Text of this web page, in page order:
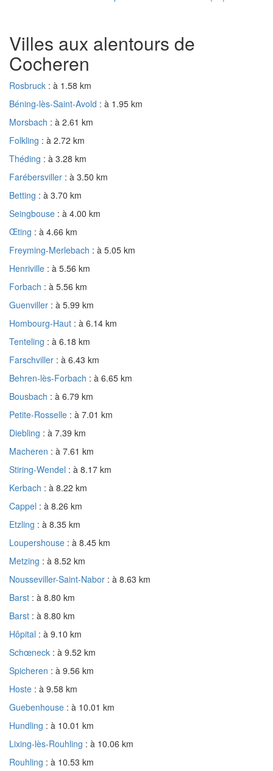
Villes aux alentours de
Cocheren
Rosbruck : à 1.58 km
Béning-lès-Saint-Avold : à 1.95 km
Morsbach : à 2.61 km
Folkling : à 2.72 km
Théding : à 3.28 km
Farébersviller : à 3.50 km
Betting : à 3.70 km
Seingbouse : à 4.00 km
Œting : à 4.66 km
Freyming-Merlebach : à 5.05 km
Henriville : à 5.56 km
Forbach : à 5.56 km
Guenviller : à 5.99 km
Hombourg-Haut : à 6.14 km
Tenteling : à 6.18 km
Farschviller : à 6.43 km
Behren-lès-Forbach : à 6.65 km
Bousbach : à 6.79 km
Petite-Rosselle : à 7.01 km
Diebling : à 7.39 km
Macheren : à 7.61 km
Stiring-Wendel : à 8.17 km
Kerbach : à 8.22 km
Cappel : à 8.26 km
Etzling : à 8.35 km
Loupershouse : à 8.45 km
Metzing : à 8.52 km
Nousseviller-Saint-Nabor : à 8.63 km
Barst : à 8.80 km
Barst : à 8.80 km
Hôpital : à 9.10 km
Schœneck : à 9.52 km
Spicheren : à 9.56 km
Hoste : à 9.58 km
Guebenhouse : à 10.01 km
Hundling : à 10.01 km
Lixing-lès-Rouhling : à 10.06 km
Rouhling : à 10.53 km